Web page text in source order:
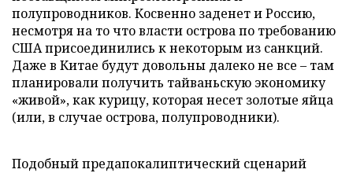
полупроводников. Косвенно заденет и Россию,
несмотря на то что власти острова по требованию
США присоединились к некоторым из санкций.
Даже в Китае будут довольны далеко не все – там
планировали получить тайваньскую экономику
«живой», как курицу, которая несет золотые яйца
(или, в случае острова, полупроводники).
Подобный предапокалиптический сценарий